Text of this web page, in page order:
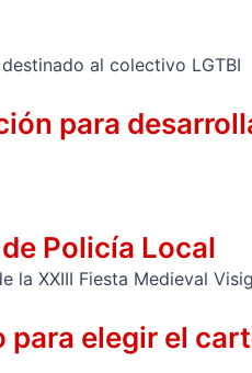
para
Policía Local
elegir el